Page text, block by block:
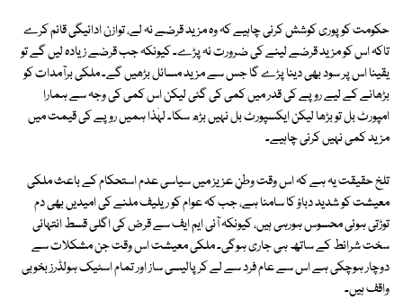
حکومت کو پوری کوشش کرنی چاہیے کہ وہ مزید قرضے نہ لے، توازن ادائیگی قائم کرے
تاکہ اس کو مزید قرضے لینے کی ضرورت نہ پڑے۔ کیونکہ جب قرضے زیادہ لیں گے تو
یقینا اس پر سود بھی دینا پڑے گا جس سے مزید مسائل بڑھیں گے۔ ملکی برآمدات کو
بڑھانے کے لیے روپے کی قدر میں کمی کی گئی لیکن اس کمی کی وجہ سے ہمارا
امپورٹ بل تو بڑھا لیکن ایکسپورٹ بل نہیں بڑھ سکا۔ لہٰذا ہمیں روپے کی قیمت میں
مزید کمی نہیں کرنی چاہیے۔
تلخ حقیقت یہ ہے کہ اس وقت وطنِ عزیز میں سیاسی عدم استحکام کے باعث ملکی
معیشت کو شدید دباؤ کا سامنا ہے، جب کہ عوام کو ریلیف ملنے کی امیدیں بھی دم
توڑتی ہوئی محسوس ہورہی ہیں، کیونکہ آئی ایم ایف سے قرض کی اگلی قسط انتہائی
سخت شرائط کے ساتھ ہی جاری ہوگی۔ ملکی معیشت اس وقت جن مشکلات سے
دوچار ہوچکی ہے اس سے عام فرد سے لے کر پالیسی ساز اور تمام اسٹیک ہولڈرز بخوبی
واقف ہیں۔